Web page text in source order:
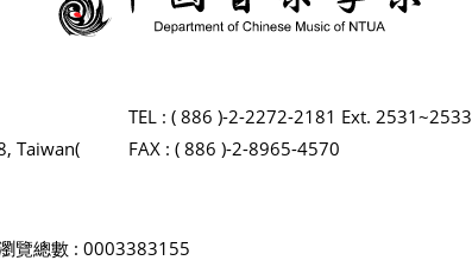
Taiwan(
TEL : ( 886 )-2-2272-2181 Ext. 2531~2533
FAX : ( 886 )-2-8965-4570
覽總數 : 0003383155